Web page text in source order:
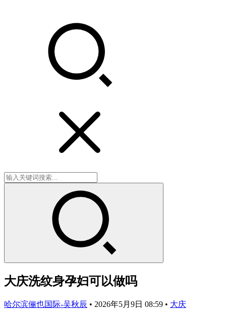
大庆洗纹身孕妇可以做吗
哈尔滨俪也国际-吴秋辰 • 2026年5月9日 08:59 • 大庆